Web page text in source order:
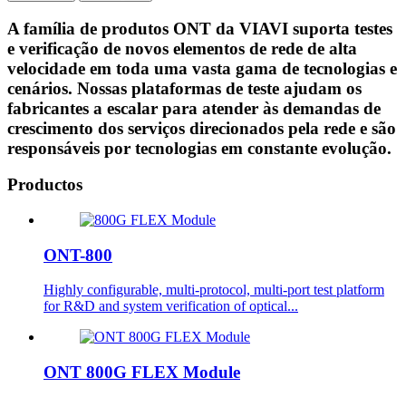
A família de produtos ONT da VIAVI suporta testes
e verificação de novos elementos de rede de alta
velocidade em toda uma vasta gama de tecnologias e
cenários. Nossas plataformas de teste ajudam os
fabricantes a escalar para atender às demandas de
crescimento dos serviços direcionados pela rede e são
responsáveis por tecnologias em constante evolução.
Productos
ONT-800
Highly configurable, multi-protocol, multi-port test platform
for R&D and system verification of optical...
ONT 800G FLEX Module